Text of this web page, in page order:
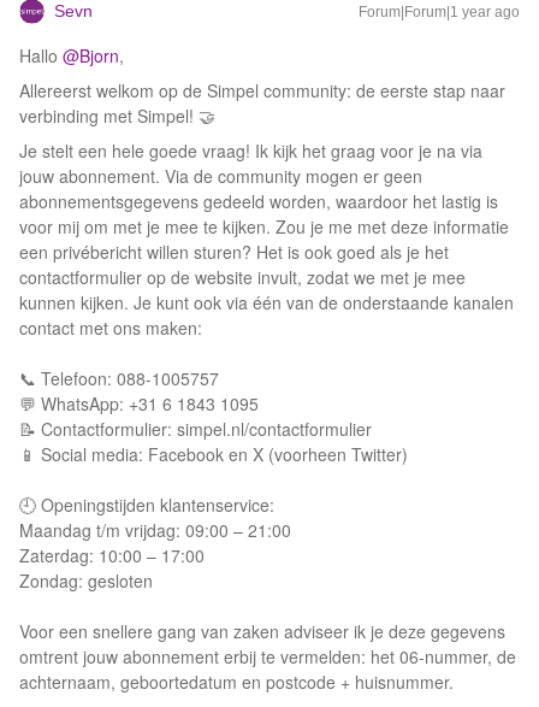
Sevn Forum|Forum|1 year ago
Hallo ​ @Bjorn,
Allereerst welkom op de Simpel community: de eerste stap naar
verbinding met Simpel! 🤝
Je stelt een hele goede vraag! Ik kijk het graag voor je na via
jouw abonnement. Via de community mogen er geen
abonnementsgegevens gedeeld worden, waardoor het lastig is
voor mij om met je mee te kijken. Zou je me met deze informatie
een privébericht willen sturen? Het is ook goed als je het
contactformulier op de website invult, zodat we met je mee
kunnen kijken. Je kunt ook via één van de onderstaande kanalen
contact met ons maken:
📞 Telefoon: 088-1005757
💬 WhatsApp: +31 6 1843 1095
📝 Contactformulier: simpel.nl/contactformulier
📱 Social media: Facebook en X (voorheen Twitter)
🕘 Openingstijden klantenservice:
Maandag t/m vrijdag: 09:00 – 21:00
Zaterdag: 10:00 – 17:00
Zondag: gesloten
Voor een snellere gang van zaken adviseer ik je deze gegevens
omtrent jouw abonnement erbij te vermelden: het 06-nummer, de
achternaam, geboortedatum en postcode + huisnummer.